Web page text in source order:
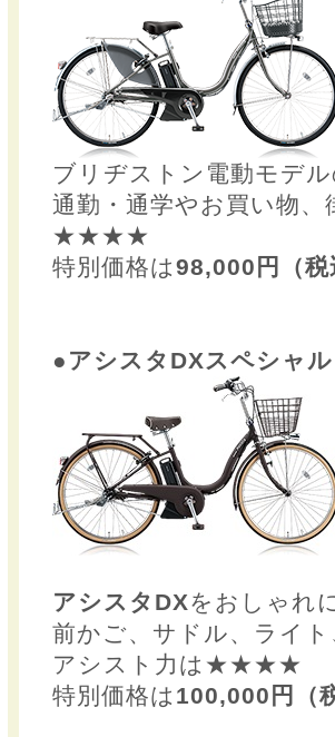
ブリヂストン電動モデ
通勤・通学やお買い物
★★★★
特別価格は98,000円（税
●アシスタDXスペシ
アシスタDXをおしゃれ
前かご、サドル、ライ
アシスト力は★★★★
特別価格は 100,000円（